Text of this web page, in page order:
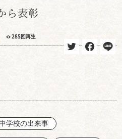
ら表彰
285回再生
学校の出来事